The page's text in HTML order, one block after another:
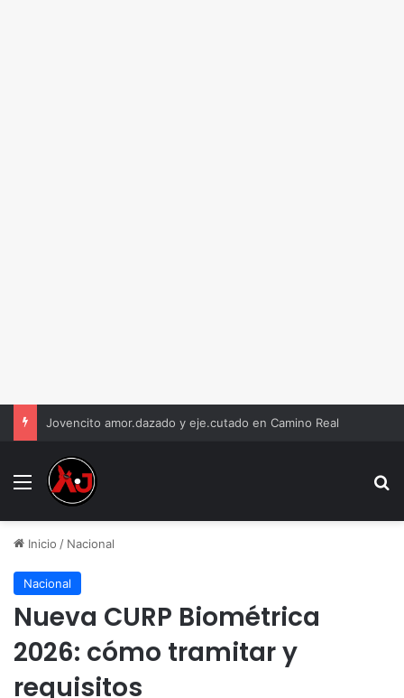
Jovencito amor.dazado y eje.cutado en Camino Real
Menu
Inicio / Nacional
Nacional
Nueva CURP Biométrica
2026: cómo tramitar y
requisitos